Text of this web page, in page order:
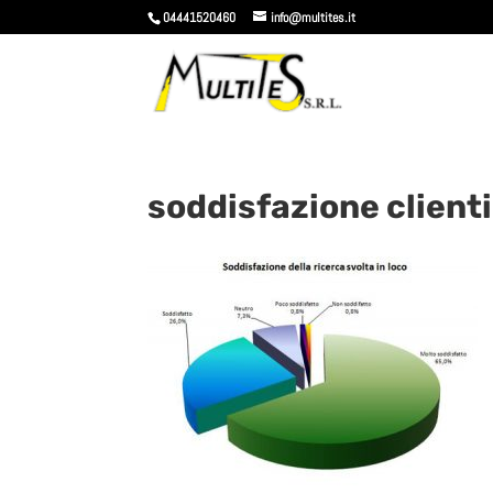
04441520460 info@multites.it
soddisfazione clienti